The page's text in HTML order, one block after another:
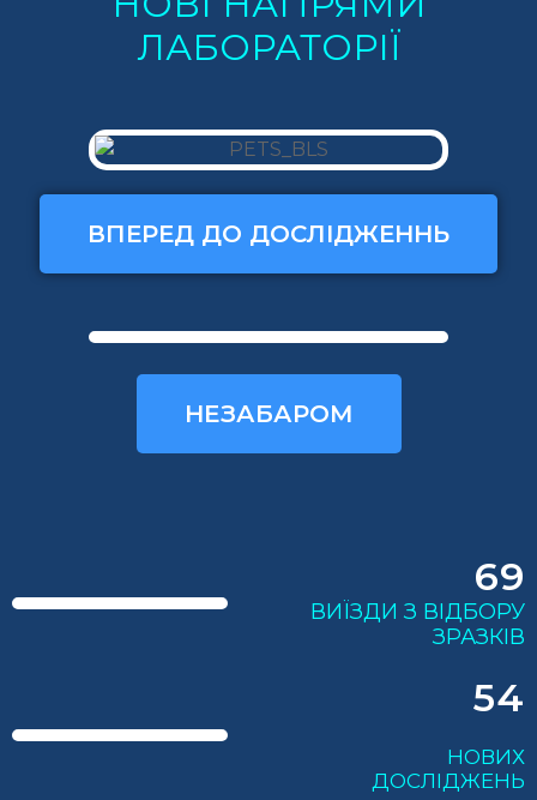
ЛАБОРАТОРІЇ
ВПЕРЕД ДО ДОСЛІДЖЕННЬ
НЕЗАБАРОМ
69
ВИЇЗДИ З ВІДБОРУ
ЗРАЗКІВ
54
НОВИХ
ДОСЛІДЖЕНЬ